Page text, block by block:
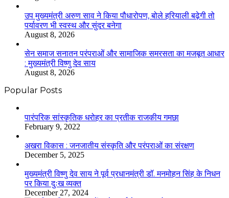
उप मुख्यमंत्री अरुण साव ने किया पौधारोपण, बोले हरियाली बढ़ेगी तो
पर्यावरण भी स्वस्थ और सुंदर बनेगा
August 8, 2026
सेन समाज सनातन परंपराओं और सामाजिक समरसता का मजबूत आधार
: मुख्यमंत्री विष्णु देव साय
August 8, 2026
Popular Posts
​​​​​​​पारंपरिक सांस्कृतिक धरोहर का प्रतीक राजकीय गमछा
February 9, 2022
अखरा विकास : जनजातीय संस्कृति और परंपराओं का संरक्षण
December 5, 2025
मुख्यमंत्री विष्णु देव साय ने पूर्व प्रधानमंत्री डॉ. मनमोहन सिंह के निधन
पर किया दुःख व्यक्त
December 27, 2024